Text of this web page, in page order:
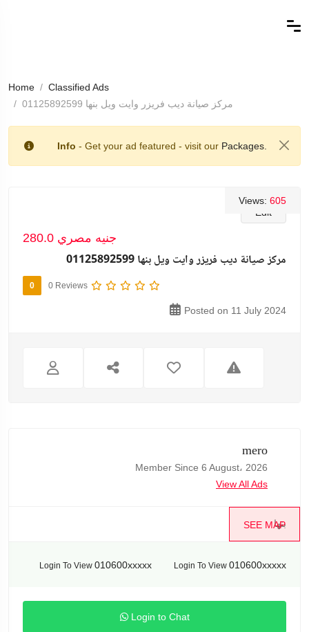
Home
Classified Ads
مركز صيانة ديب فريزر وايت ويل بنها 01125892599
Info - Get your ad featured - visit our Packages.
Edit
Views: 605
280.0 جنيه مصري
مركز صيانة ديب فريزر وايت ويل بنها 01125892599
0 0 Reviews
Posted on 11 July 2024
mero
Member Since 6 August، 2026
View All Ads
SEE MAP
بنها
Login To View 010600xxxxx Login To View 010600xxxxx
Login to Chat